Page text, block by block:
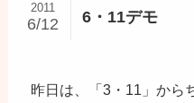
6・11デモ
2011
6/12
昨日は、「3・11」から